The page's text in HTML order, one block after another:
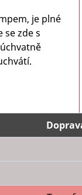
je plné
se zde s